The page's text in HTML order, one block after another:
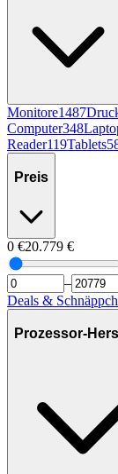
Monitore1487
Computer348
Reader119Tablets
Preis
0 €20.779 €
–
Deals &
Prozessor-